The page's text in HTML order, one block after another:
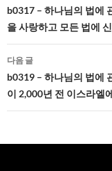
네
비
게
이
션
b0317 – 하나님의 법에
을 사랑하고 모든 법에
다음 글
b0319 – 하나님의 법에
이 2,000년 전 이스라엘